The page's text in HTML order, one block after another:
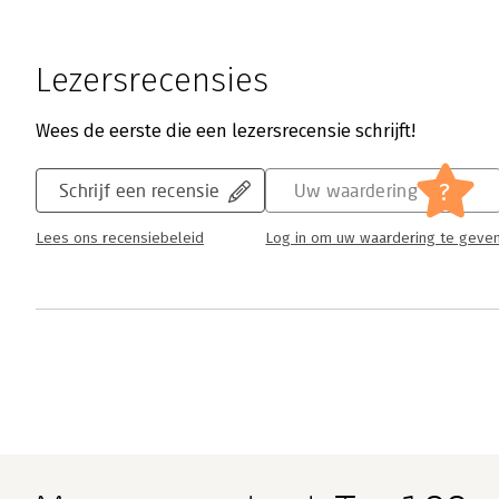
Lezersrecensies
Wees de eerste die een lezersrecensie schrijft!
Schrijf een recensie
Lees ons recensiebeleid
Uw waardering ?
Log in om uw waardering te